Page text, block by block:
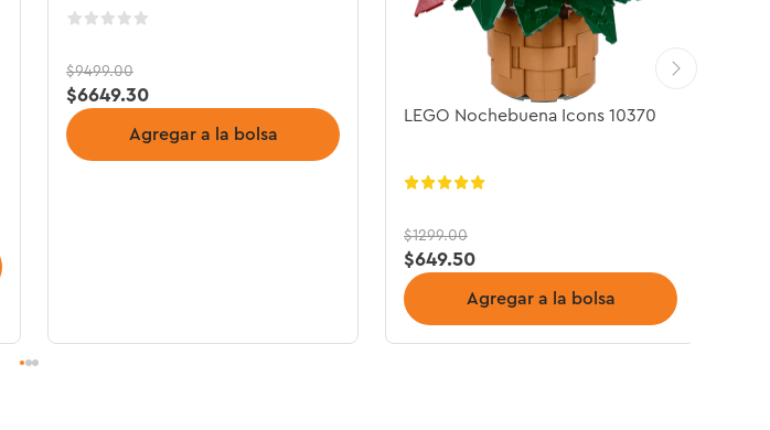
$9499.00
$6649.30
Agregar a la bolsa
LEGO Nochebuena Icons 10370
$1299.00
$649.50
Agregar a la bolsa